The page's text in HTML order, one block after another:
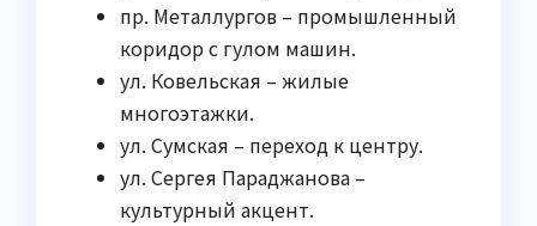
пр. Металлургов – промышленный
коридор с гулом машин.
ул. Ковельская – жилые
многоэтажки.
ул. Сумская – переход к центру.
ул. Сергея Параджанова –
культурный акцент.